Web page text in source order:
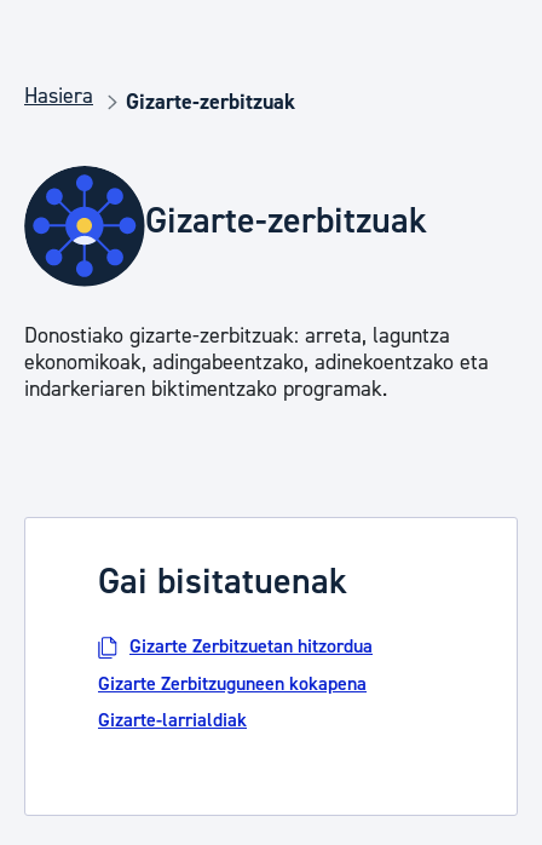
Hasiera Gizarte-zerbitzuak
Gizarte-zerbitzuak
Donostiako gizarte-zerbitzuak: arreta, laguntza
ekonomikoak, adingabeentzako, adinekoentzako eta
indarkeriaren biktimentzako programak.
Gai bisitatuenak
Gizarte Zerbitzuetan hitzordua
Gizarte Zerbitzuguneen kokapena
Gizarte-larrialdiak